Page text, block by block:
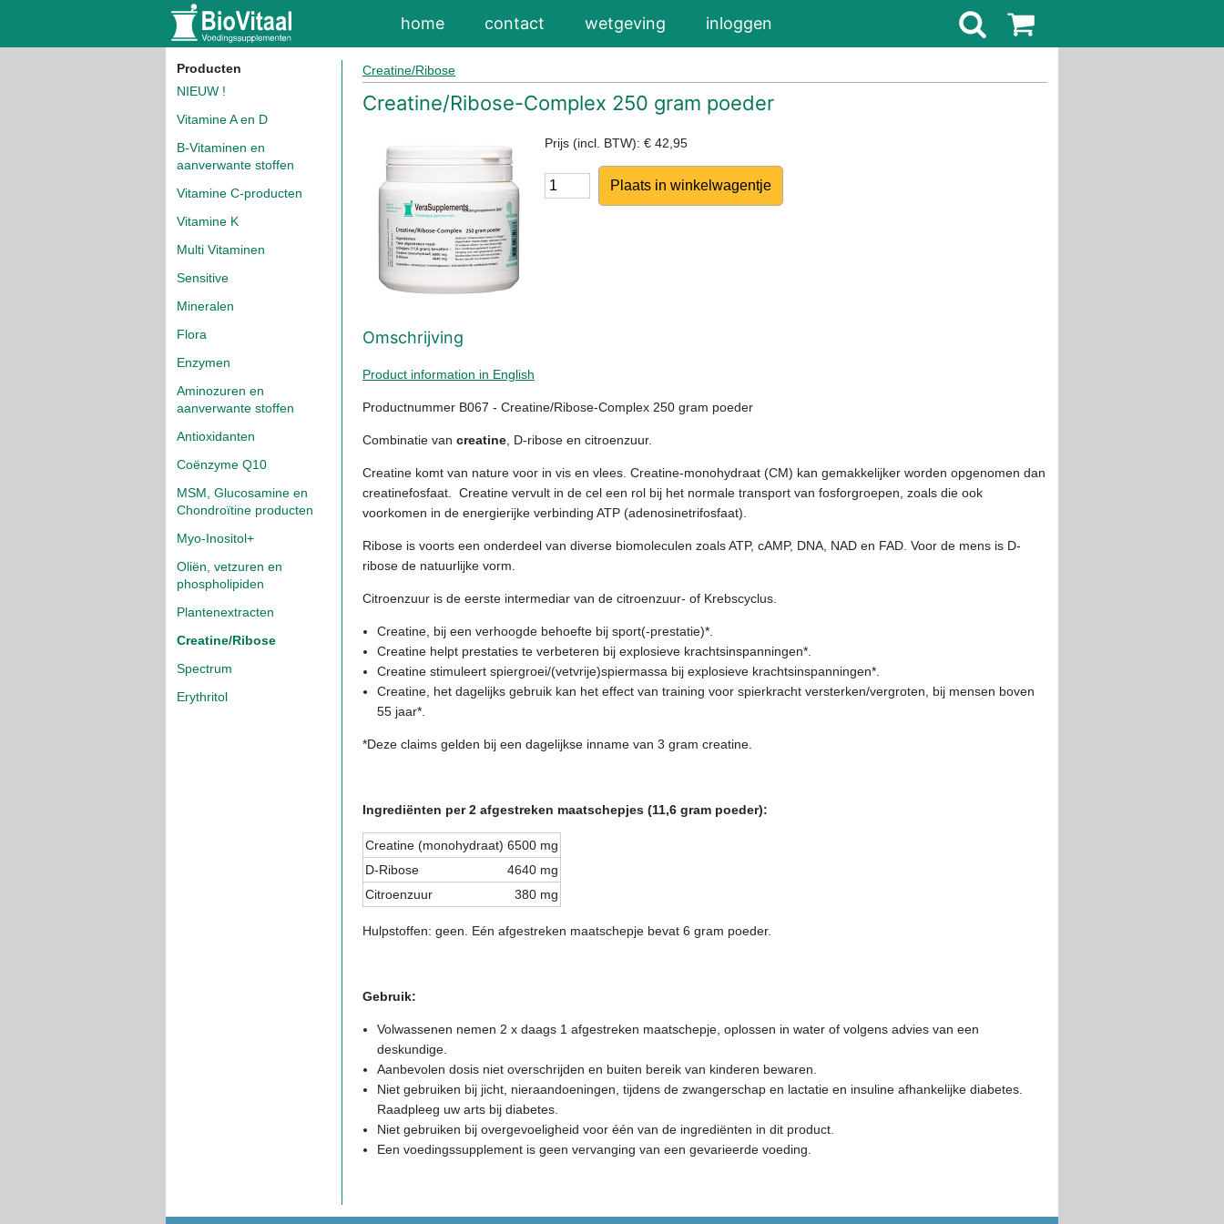
home contact wetgeving inloggen
Producten
NIEUW !
Vitamine A en D
B-Vitaminen en
aanverwante stoffen
Vitamine C-producten
Vitamine K
Multi Vitaminen
Sensitive
Mineralen
Flora
Enzymen
Aminozuren en
aanverwante stoffen
Antioxidanten
Coënzyme Q10
MSM, Glucosamine en
Chondroïtine producten
Myo-Inositol+
Oliën, vetzuren en
phospholipiden
Plantenextracten
Creatine/Ribose
Spectrum
Erythritol
Creatine/Ribose
Creatine/Ribose-Complex 250 gram poeder
Prijs (incl. BTW): € 42,95
Aantal
Omschrijving
Product information in English
Productnummer B067 - Creatine/Ribose-Complex 250 gram poeder
Combinatie van creatine , D-ribose en citroenzuur.
Creatine komt van nature voor in vis en vlees. Creatine-monohydraat (CM) kan gemakkelijker worden opgenomen dan
creatinefosfaat. Creatine vervult in de cel een rol bij het normale transport van fosforgroepen, zoals die ook
voorkomen in de energierijke verbinding ATP (adenosinetrifosfaat).
Ribose is voorts een onderdeel van diverse biomoleculen zoals ATP, cAMP, DNA, NAD en FAD. Voor de mens is D-
ribose de natuurlijke vorm.
Citroenzuur is de eerste intermediar van de citroenzuur- of Krebscyclus.
Creatine, bij een verhoogde behoefte bij sport(-prestatie)*.
Creatine helpt prestaties te verbeteren bij explosieve krachtsinspanningen*.
Creatine stimuleert spiergroei/(vetvrije)spiermassa bij explosieve krachtsinspanningen*.
Creatine, het dagelijks gebruik kan het effect van training voor spierkracht versterken/vergroten, bij mensen boven
55 jaar*.
*Deze claims gelden bij een dagelijkse inname van 3 gram creatine.
Ingrediënten per 2 afgestreken maatschepjes (11,6 gram poeder):
Creatine (monohydraat) 6500 mg
D-Ribose
4640 mg
Citroenzuur
380 mg
Hulpstoffen: geen. Eén afgestreken maatschepje bevat 6 gram poeder.
Gebruik:
Volwassenen nemen 2 x daags 1 afgestreken maatschepje, oplossen in water of volgens advies van een
deskundige.
Aanbevolen dosis niet overschrijden en buiten bereik van kinderen bewaren.
Niet gebruiken bij jicht, nieraandoeningen, tijdens de zwangerschap en lactatie en insuline afhankelijke diabetes.
Raadpleeg uw arts bij diabetes.
Niet gebruiken bij overgevoeligheid voor één van de ingrediënten in dit product.
Een voedingssupplement is geen vervanging van een gevarieerde voeding.